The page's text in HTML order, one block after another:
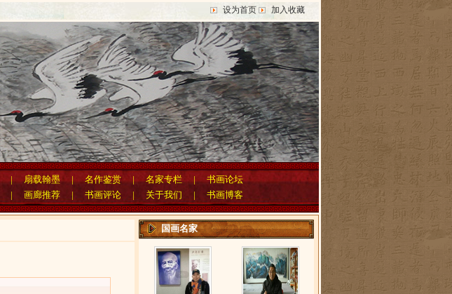
设为首页 加入收藏
|扇载翰墨 |名作鉴赏 |名家专栏 | 书画论坛
| 画廊推荐 | 书画评论 | 关于我们 | 书画博客
国画名家